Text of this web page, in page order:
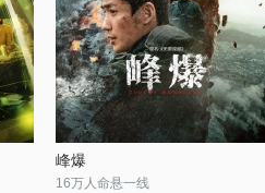
峰爆
16万人命悬一线